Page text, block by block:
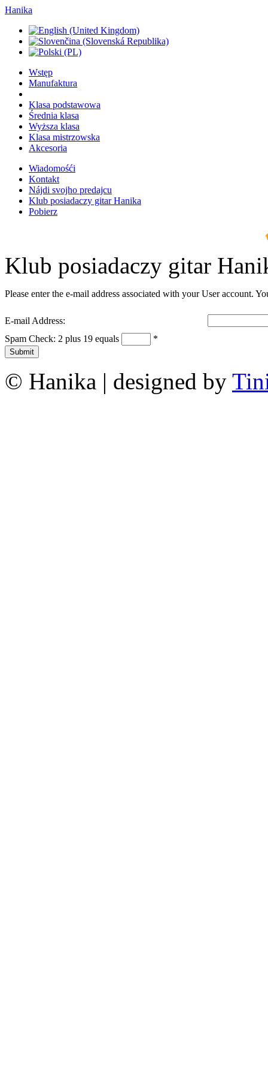
Hanika
Wstęp
Manufaktura
Klasa podstawowa
Średnia klasa
Wyższa klasa
Klasa mistrzowska
Akcesoria
Wiadomośći
Kontakt
Nájdi svojho predajcu
Klub posiadaczy gitar Hanika
Pobierz
Klub posiadaczy gitar
Please enter the e-mail address associated with your User account.
E-mail Address:
Spam Check: 2 plus 19 equals
*
Submit
© Hanika | designed by